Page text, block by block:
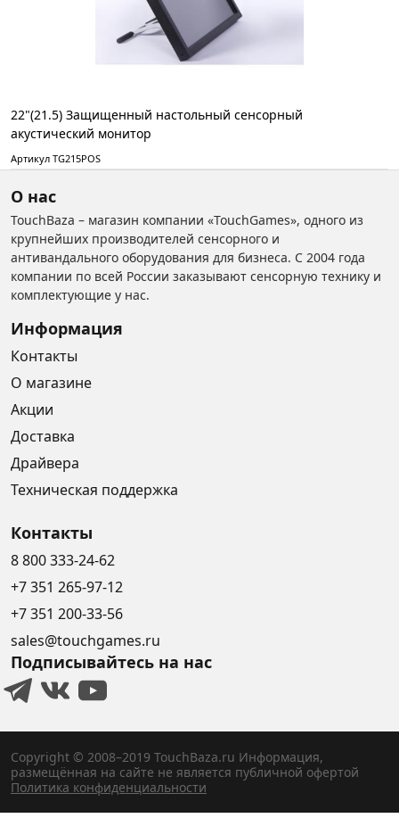
22"(21.5) Защищенный настольный сенсорный
акустический монитор
Артикул TG215POS
О нас
TouchBaza – магазин компании «TouchGames», одного из
крупнейших производителей сенсорного и
антивандального оборудования для бизнеса. С 2004 года
компании по всей России заказывают сенсорную технику и
комплектующие у нас.
Информация
Контакты
О магазине
Акции
Доставка
Драйвера
Техническая поддержка
Контакты
8 800 333-24-62
+7 351 265-97-12
+7 351 200-33-56
sales@touchgames.ru
Подписывайтесь на нас
Copyright © 2008–2019 TouchBaza.ru Информация,
размещённая на сайте не является публичной офертой
Политика конфиденциальности